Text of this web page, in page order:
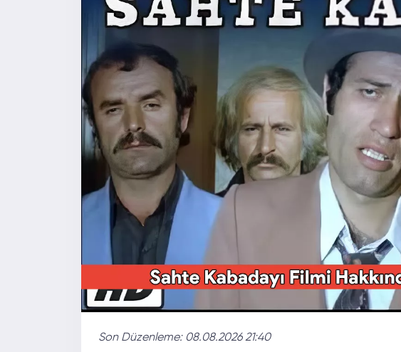
Son Düzenleme: 08.08.2026 21:40